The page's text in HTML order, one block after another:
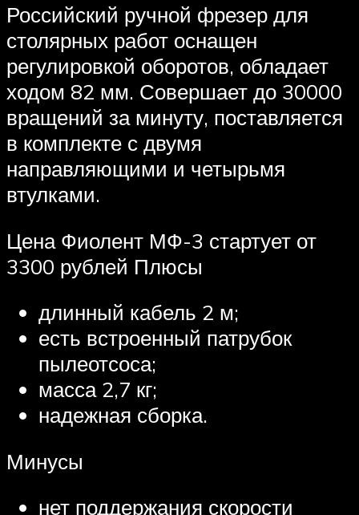
Российский ручной фрезер для
столярных работ оснащен
регулировкой оборотов, обладает
ходом 82 мм. Совершает до 30000
вращений за минуту, поставляется
в комплекте с двумя
направляющими и четырьмя
втулками.
Цена Фиолент МФ-3 стартует от
3300 рублей Плюсы
длинный кабель 2 м;
есть встроенный патрубок
пылеотсоса;
масса 2,7 кг;
надежная сборка.
Минусы
нет поддержания скорости